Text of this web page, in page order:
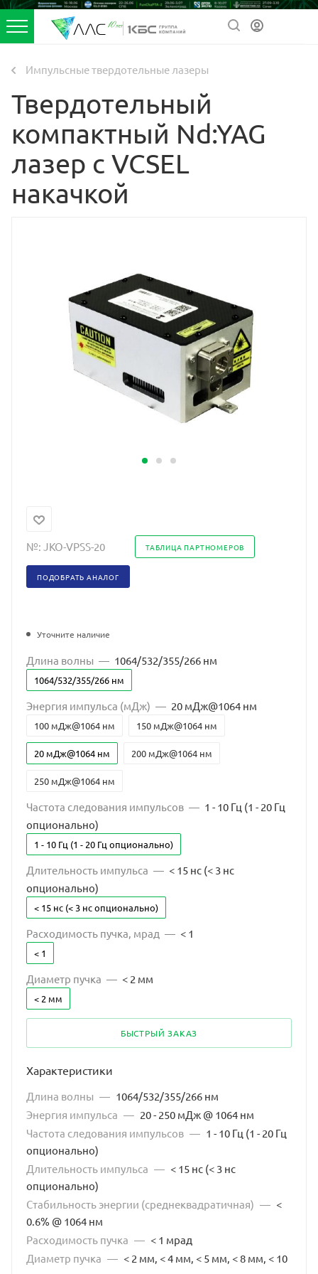
Импульсные твердотельные лазеры
Твердотельный
компактный Nd:YAG
лазер с VCSEL
накачкой
№: JKO-VPSS-20 ТАБЛИЦА ПАРТНОМЕРОВ
ПОДОБРАТЬ АНАЛОГ
Уточните наличие
Длина волны — 1064/532/355/266 нм
1064/532/355/266 нм
Энергия импульса (мДж) — 20 мДж@1064 нм
100 мДж@1064 нм 150 мДж@1064 нм
20 мДж@1064 нм 200 мДж@1064 нм
250 мДж@1064 нм
Частота следования импульсов — 1 - 10 Гц (1 - 20 Гц
опционально)
1 - 10 Гц (1 - 20 Гц опционально)
Длительность импульса — < 15 нс (< 3 нс
опционально)
< 15 нс (< 3 нс опционально)
Расходимость пучка, мрад — < 1
< 1
Диаметр пучка — < 2 мм
< 2 мм
БЫСТРЫЙ ЗАКАЗ
Характеристики
Длина волны — 1064/532/355/266 нм
Энергия импульса — 20 - 250 мДж @ 1064 нм
Частота следования импульсов — 1 - 10 Гц (1 - 20 Гц
опционально)
Длительность импульса — < 15 нс (< 3 нс
опционально)
Стабильность энергии (среднеквадратичная) — <
0.6% @ 1064 нм
Расходимость пучка — < 1 мрад
Диаметр пучка — < 2 мм, < 4 мм, < 5 мм, < 8 мм, < 10